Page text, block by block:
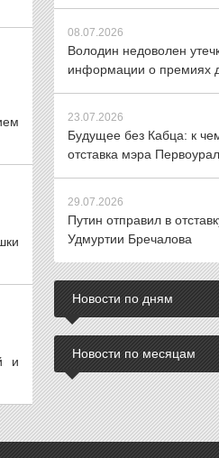
и
08.07.2026
Володин недоволен
информации о премиях
23.07.2026
Будущее без Кабца: к
отставка мэра
29.07.2026
Путин отправил в
Удмуртии Бречалова
Новости по дням
Новости по месяцам